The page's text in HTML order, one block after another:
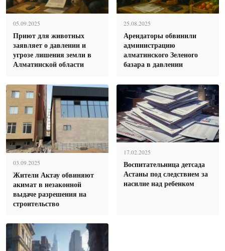
05.09.2025
Приют для животных
заявляет о давлении и
угрозе лишения земли в
Алматинской области
25.08.2025
Арендаторы обвинили
администрацию
алматинского Зеленого
базара в давлении
03.09.2025
Жители Актау обвиняют
акимат в незаконной
выдаче разрешения на
строительство
17.02.2025
Воспитательница детсада
Астаны под следствием за
насилие над ребенком